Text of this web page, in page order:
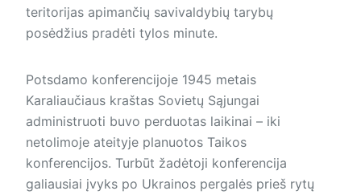
teritorijas apimančių savivaldybių tarybų
posėdžius pradėti tylos minute.
Potsdamo konferencijoje 1945 metais
Karaliaučiaus kraštas Sovietų Sąjungai
administruoti buvo perduotas laikinai – iki
netolimoje ateityje planuotos Taikos
konferencijos. Turbūt žadėtoji konferencija
galiausiai įvyks po Ukrainos pergalės prieš rytų